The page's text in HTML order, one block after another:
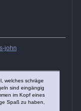
john
welches schräge
sind eingängig
im Kopf eines
Spaß zu haben,